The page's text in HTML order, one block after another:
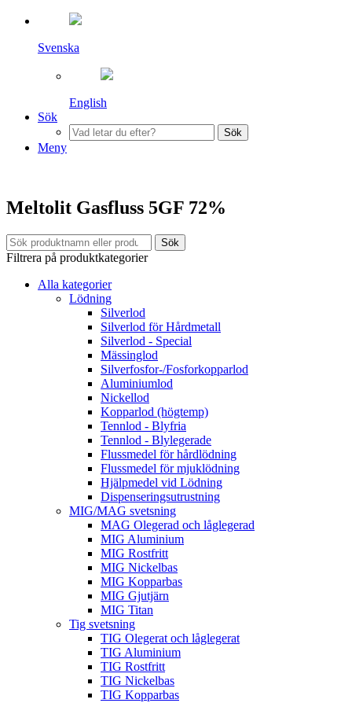
Svenska
English
Sök
Sök
Meny
Meltolit Gasfluss 5GF 72%
Sök
Filtrera på produktkategorier
Alla kategorier
Lödning
Silverlod
Silverlod för Hårdmetall
Silverlod - Special
Mässinglod
Silverfosfor-/Fosforkopparlod
Aluminiumlod
Nickellod
Kopparlod (högtemp)
Tennlod - Blyfria
Tennlod - Blylegerade
Flussmedel för hårdlödning
Flussmedel för mjuklödning
Hjälpmedel vid Lödning
Dispenseringsutrustning
MIG/MAG svetsning
MAG Olegerad och låglegerad
MIG Aluminium
MIG Rostfritt
MIG Nickelbas
MIG Kopparbas
MIG Gjutjärn
MIG Titan
Tig svetsning
TIG Olegerat och låglegerat
TIG Aluminium
TIG Rostfritt
TIG Nickelbas
TIG Kopparbas